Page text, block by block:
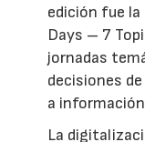
edición fue
Days – 7
jornadas
decisiones
a
La